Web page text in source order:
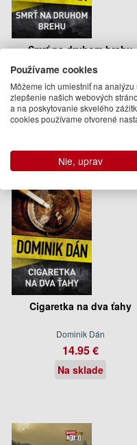
Smrť na druhom brehu
Dominik Dán
17.95 €
Na sklade
Cigaretka na dva ťahy
Dominik Dán
14.95 €
Na sklade
Používame cookies
Môžeme ich umiestniť na
zlepšenie našich webových
a na poskytovanie skvelého
cookies používame otvorené
Nie, uprav